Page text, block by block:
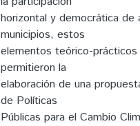
horizontal y democrática
municipios, estos
elementos teórico-
permitieron la
elaboración de una
de Políticas
Públicas para el Cambio